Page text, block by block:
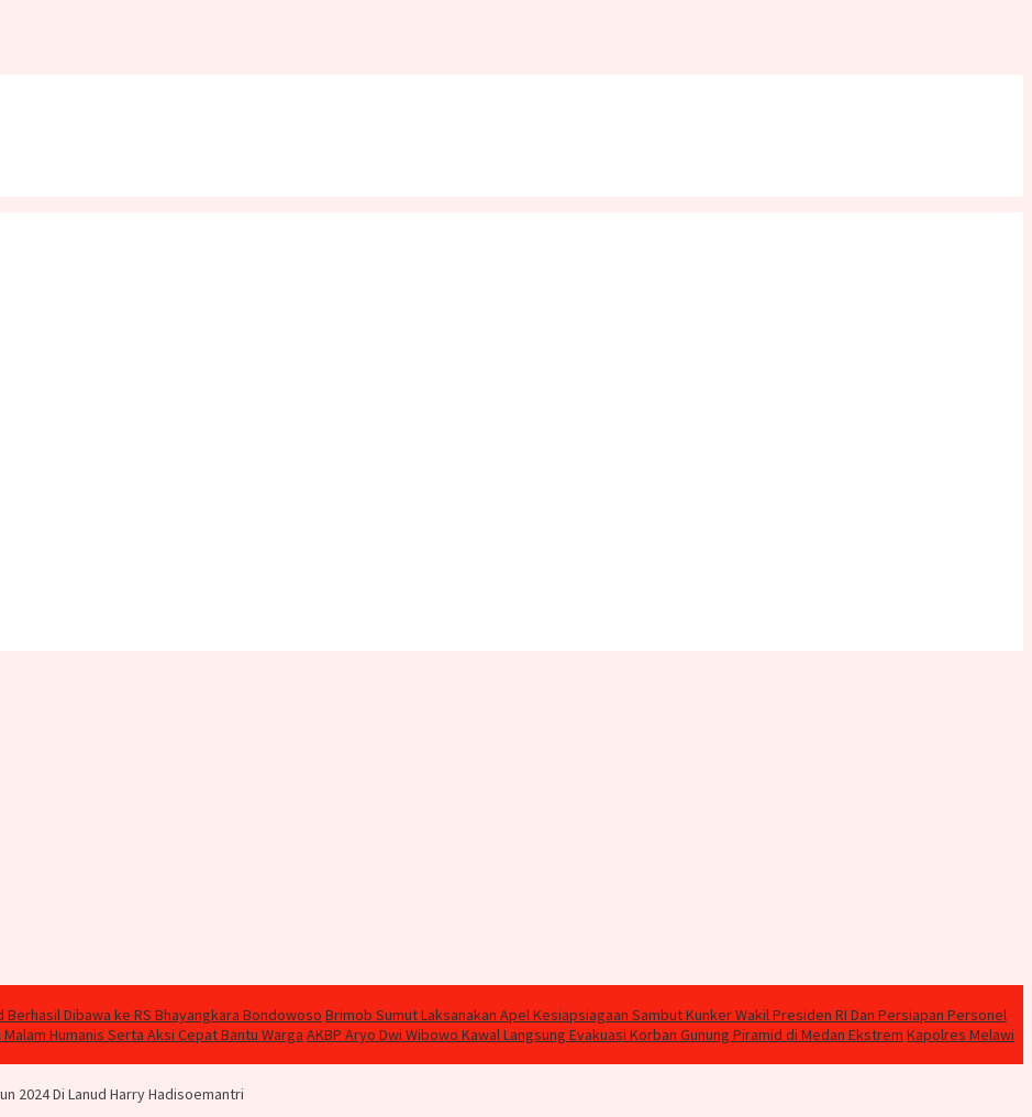
Dibawa ke RS Bhayangkara Bondowoso Brimob Sumut Laksanakan Apel Kesiapsiagaan Sambut Kunker Wakil Presiden RI Dan Persiapan Personel
Humanis Serta Aksi Cepat Bantu Warga AKBP Aryo Dwi Wibowo Kawal Langsung Evakuasi Korban Gunung Piramid di Medan Ekstrem Kapolres Melawi
2024 Di Lanud Harry Hadisoemantri